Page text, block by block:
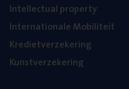
Intel­lec­tu­al property
Inter­na­ti­o­na­le Mobiliteit
Kre­diet­ver­ze­ke­ring
Kunst­ver­ze­ke­ring